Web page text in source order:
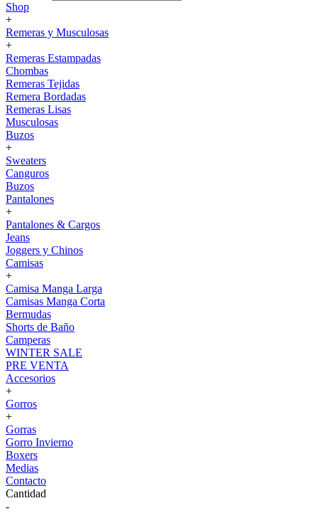
Shop
+
Remeras y Musculosas
+
Remeras Estampadas
Chombas
Remeras Tejidas
Remera Bordadas
Remeras Lisas
Musculosas
Buzos
+
Sweaters
Canguros
Buzos
Pantalones
+
Pantalones & Cargos
Jeans
Joggers y Chinos
Camisas
+
Camisa Manga Larga
Camisas Manga Corta
Bermudas
Shorts de Baño
Camperas
WINTER SALE
PRE VENTA
Accesorios
+
Gorros
+
Gorras
Gorro Invierno
Boxers
Medias
Contacto
Cantidad
-